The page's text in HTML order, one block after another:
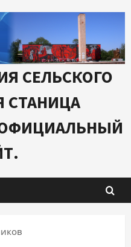
СЕЛЬСКОГО
СТАНИЦА